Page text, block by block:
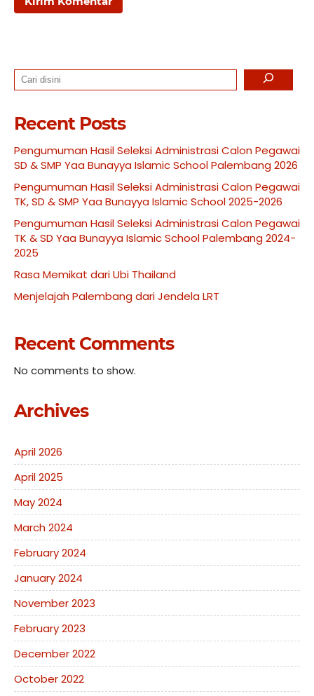
Search
Recent Posts
Pengumuman Hasil Seleksi Administrasi Calon Pegawai
SD & SMP Yaa Bunayya Islamic School Palembang 2026
Pengumuman Hasil Seleksi Administrasi Calon Pegawai
TK, SD & SMP Yaa Bunayya Islamic School 2025-2026
Pengumuman Hasil Seleksi Administrasi Calon Pegawai
TK & SD Yaa Bunayya Islamic School Palembang 2024-
2025
Rasa Memikat dari Ubi Thailand
Menjelajah Palembang dari Jendela LRT
Recent Comments
No comments to show.
Archives
April 2026
April 2025
May 2024
March 2024
February 2024
January 2024
November 2023
February 2023
December 2022
October 2022